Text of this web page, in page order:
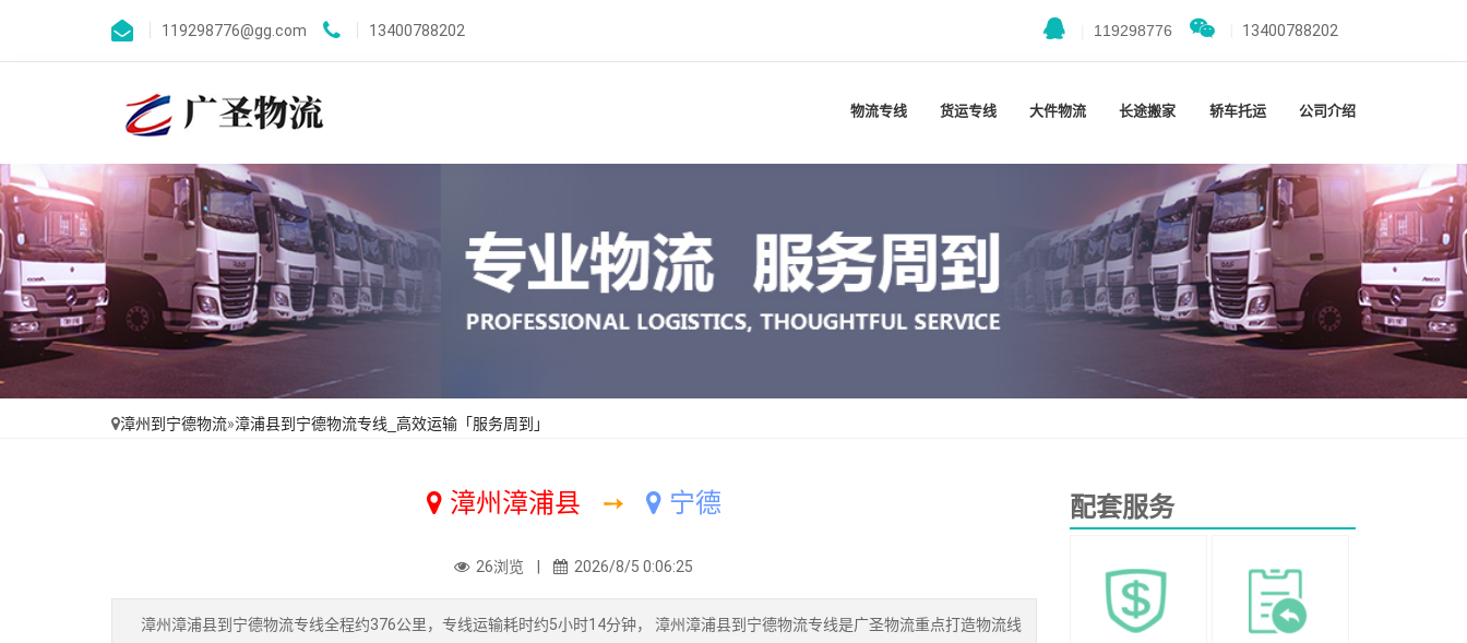
119298776@gg.com 13400788202 119298776 13400788202
物流专线 货运专线 大件物流 长途搬家 轿车托运 公司介绍
漳州到宁德物流»漳浦县到宁德物流专线_高效运输「服务周到」
漳州漳浦县 ➙ 宁德
26浏览 | 2026/8/5 0:06:25
漳州漳浦县到宁德物流专线全程约376公里，专线运输耗时约5小时14分钟， 漳州漳浦县到宁德物流专线是广圣物流重点打造物流线
配套服务